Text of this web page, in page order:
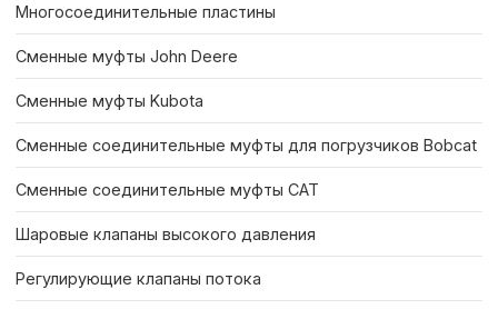
Многосоединительные пластины
Сменные муфты John Deere
Сменные муфты Kubota
Сменные соединительные муфты для погрузчиков Bobcat
Сменные соединительные муфты CAT
Шаровые клапаны высокого давления
Регулирующие клапаны потока